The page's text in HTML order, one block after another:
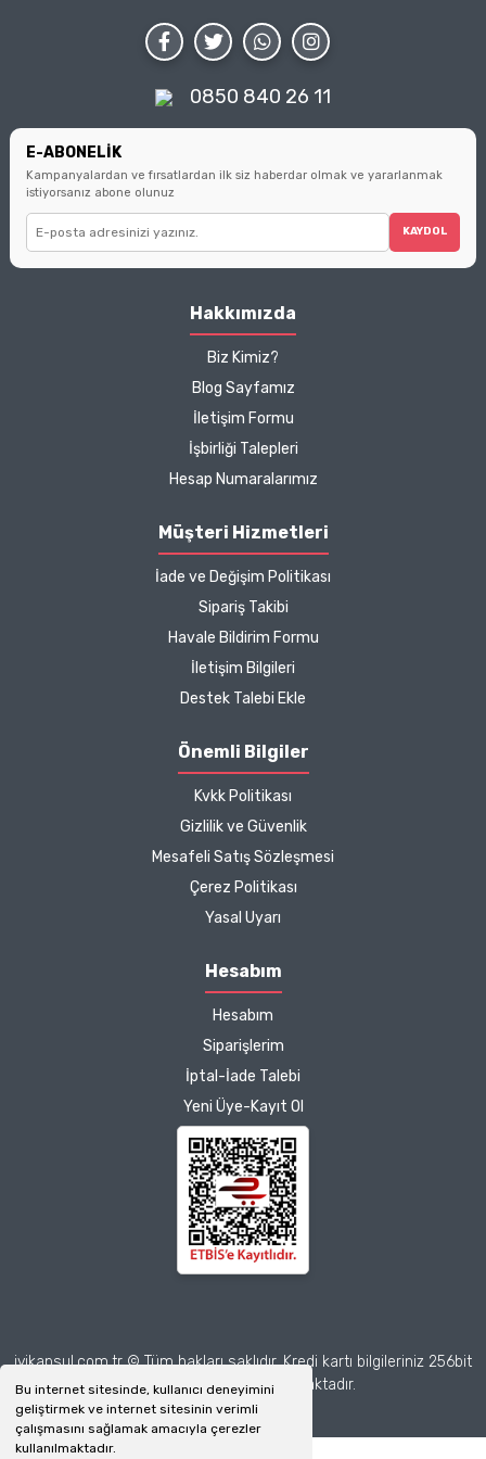
Bu internet sitesinde, kullanıcı deneyimini
geliştirmek ve internet sitesinin verimli
çalışmasını sağlamak amacıyla çerezler
kullanılmaktadır.
noktaları bulacaksınız.
Küçük seçimlerin büyük
hatırlatarak, sizi bilinçli
tüketici olmanın
ipuçlarıyla
0850 840 26 11
E-ABONELİK
Kampanyalardan ve fırsatlardan ilk siz haberdar olmak ve yararlanmak
istiyorsanız abone olunuz
KAYDOL
Hakkımızda
Biz Kimiz?
Blog Sayfamız
İletişim Formu
İşbirliği Talepleri
Hesap Numaralarımız
Müşteri Hizmetleri
İade ve Değişim Politikası
Sipariş Takibi
Havale Bildirim Formu
İletişim Bilgileri
Destek Talebi Ekle
Önemli Bilgiler
Kvkk Politikası
Gizlilik ve Güvenlik
Mesafeli Satış Sözleşmesi
Çerez Politikası
Yasal Uyarı
Hesabım
Hesabım
Siparişlerim
İptal-İade Talebi
Yeni Üye-Kayıt Ol
iyikapsul.com.tr © Tüm hakları saklıdır. Kredi kartı bilgileriniz 256bit
SSL sertifikası ile korunmaktadır.